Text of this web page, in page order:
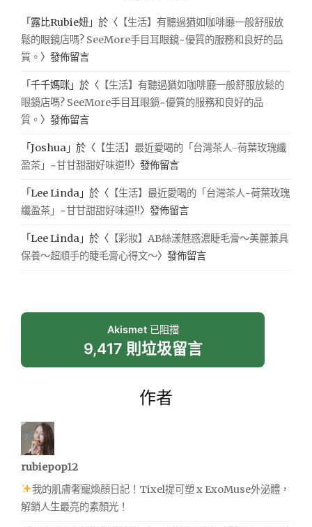
「 露比Rubie妞 」於〈 【生活】有聽過猶如咖啡廳一般舒服放
鬆的眼鏡店嗎? SeeMore手目耳眼鏡~優質的服務和良好的品
質。 〉發佈留言
「千千媽咪 」於〈 【生活】有聽過猶如咖啡廳一般舒服放鬆的
眼鏡店嗎? SeeMore手目耳眼鏡~優質的服務和良好的品
質。 〉發佈留言
「Joshua 」於〈 【生活】最近愛喝的「台灣茶人-荷葉玫瑰纖
盈茶」~甘甘甜甜好味道!!〉發佈留言
「Lee Linda 」於〈 【生活】最近愛喝的「台灣茶人-荷葉玫瑰
纖盈茶」~甘甘甜甜好味道!!〉發佈留言
「Lee Linda 」於〈 【彩妝】AB絲漾魅惑濃睫毛膏～美麗兼具
保養～超順手的睫毛膏心得文～〉發佈留言
Akismet已阻擋
9,417 則垃圾留言
作者
rubiepop12
我的肌膚奢寵煥顏日記！Tixel提可塑 x ExoMuse外泌體，
解鎖人生最亮的素顏光！